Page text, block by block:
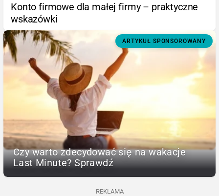
Konto firmowe dla małej firmy – praktyczne
wskazówki
ARTYKUŁ SPONSOROWANY
Czy warto zdecydować się na wakacje
Last Minute? Sprawdź
REKLAMA